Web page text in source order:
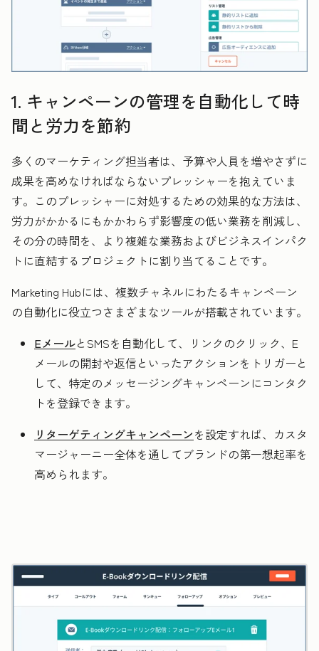
1. キャンペーンの管理を自動化して時
間と労力を節約
多くのマーケティング担当者は、予算や人員を増やさずに
成果を高めなければならないプレッシャーを抱えていま
す。このプレッシャーに対処するための効果的な方法は、
労力がかかるにもかかわらず影響度の低い業務を削減し、
その分の時間を、より複雑な業務およびビジネスインパク
トに直結するプロジェクトに割り当てることです。
Marketing Hubには、複数チャネルにわたるキャンペーン
の自動化に役立つさまざまなツールが搭載されています。
EメールとSMSを自動化して、リンクのクリック、E
メールの開封や返信といったアクションをトリガーと
して、特定のメッセージングキャンペーンにコンタク
トを登録できます。
リターゲティングキャンペーンを設定すれば、カスタ
マージャーニー全体を通してブランドの第一想起率を
高められます。